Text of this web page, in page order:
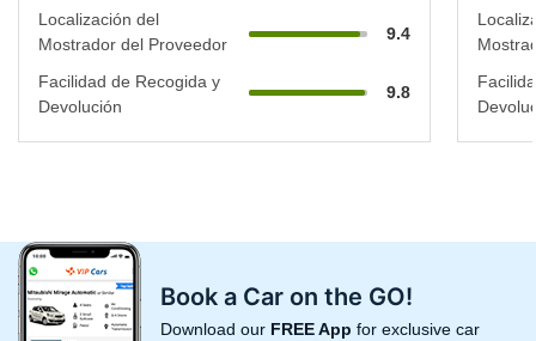
Localización del
Mostrador del Proveedor
9.4
Facilidad de Recogida y
Devolución
9.8
Book a Car on the GO!
Download our FREE App for exclusive car